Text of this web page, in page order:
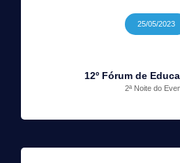
25/05/2023
12º Fórum de
2ª Noite do